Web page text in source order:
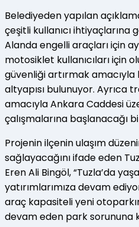
Belediyeden yapılan
çeşitli kullanıcı ihtiyaçlarına
Alanda engelli araçları için
motosiklet kullanıcıları için
güvenliği artırmak
altyapısı bulunuyor. Ayrıca
amacıyla Ankara Caddesi
çalışmalarına başlanacağı
Projenin ilçenin ulaşım
sağlayacağını ifade eden
Eren Ali Bingöl, “Tuzla’da
yatırımlarımıza devam
araç kapasiteli yeni
devam eden park sorununa